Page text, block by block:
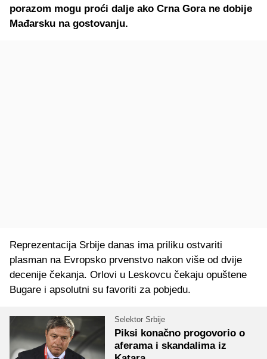
porazom mogu proći dalje ako Crna Gora ne dobije
Mađarsku na gostovanju.
Reprezentacija Srbije danas ima priliku ostvariti
plasman na Evropsko prvenstvo nakon više od dvije
decenije čekanja. Orlovi u Leskovcu čekaju opuštene
Bugare i apsolutni su favoriti za pobjedu.
Selektor Srbije
Piksi konačno progovorio o
aferama i skandalima iz